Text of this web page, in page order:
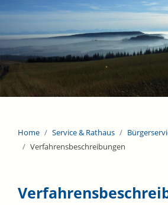
Home Service & Rathaus
Verfahrensbeschreibungen